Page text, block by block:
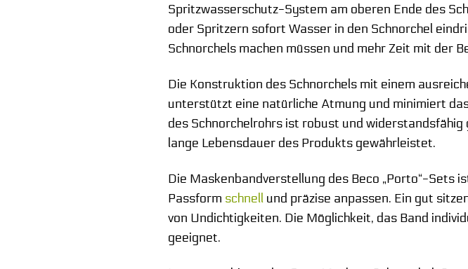
Spritzwasserschutz-System am oberen Ende des
oder Spritzern sofort Wasser in den Schnorchel
Schnorchels machen müssen und mehr Zeit mit der
Die Konstruktion des Schnorchels mit einem
unterstützt eine natürliche Atmung und minimiert
des Schnorchelrohrs ist robust und
lange Lebensdauer des Produkts gewährleistet.
Die Maskenbandverstellung des Beco „Porto“-Sets
Passform schnell und präzise anpassen. Ein gut
von Undichtigkeiten. Die Möglichkeit, das Band
geeignet.